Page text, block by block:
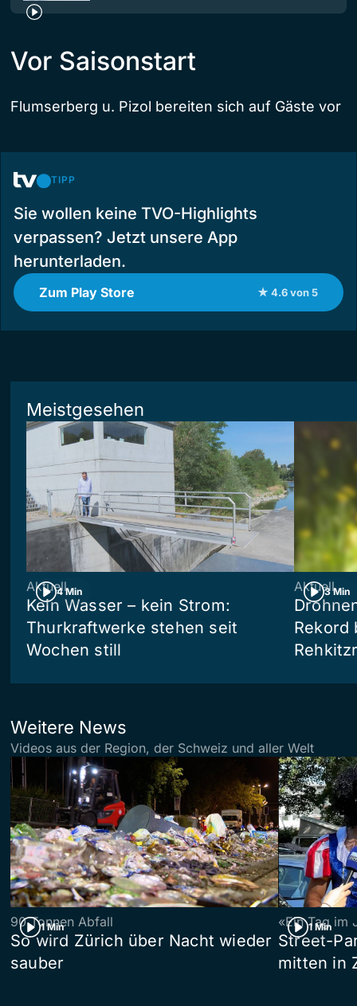
Vor Saisonstart
Flumserberg u. Pizol bereiten sich auf Gäste vor
TIPP
Sie wollen keine TVO-Highlights
verpassen? Jetzt unsere App
herunterladen.
Zum Play Store ★ 4.6 von 5
Meistgesehen
4 Min
Aktuell
Kein Wasser – kein Strom:
Thurkraftwerke stehen seit
Wochen still
3 Min
Aktuell
Rekord
Weitere News
Videos aus der Region, der Schweiz und aller Welt
1 Min
90 Tonnen Abfall
So wird Zürich über Nacht wieder
sauber
1 Min
«Ein Tag im
Street-
mitten in